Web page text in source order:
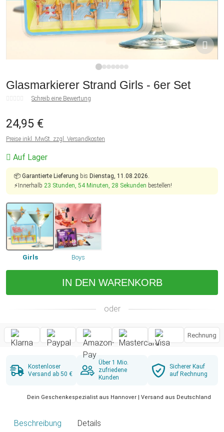
Glasmarkierer Strand Girls - 6er Set
Schreib eine Bewertung
24,95 €
Preise inkl. MwSt. zzgl. Versandkosten
Auf Lager
📦 Garantierte Lieferung bis Dienstag, 11.08.2026.
⚡Innerhalb 23 Stunden, 54 Minuten, 27 Sekunden bestellen!
Girls Boys
IN DEN WARENKORB
oder
Rechnung
Kostenloser
Versand ab 50 €
Über 1 Mio.
zufriedene
Kunden
Sicherer Kauf
auf Rechnung
Dein Geschenkespezialist aus Hannover | Versand aus Deutschland
Beschreibung Details